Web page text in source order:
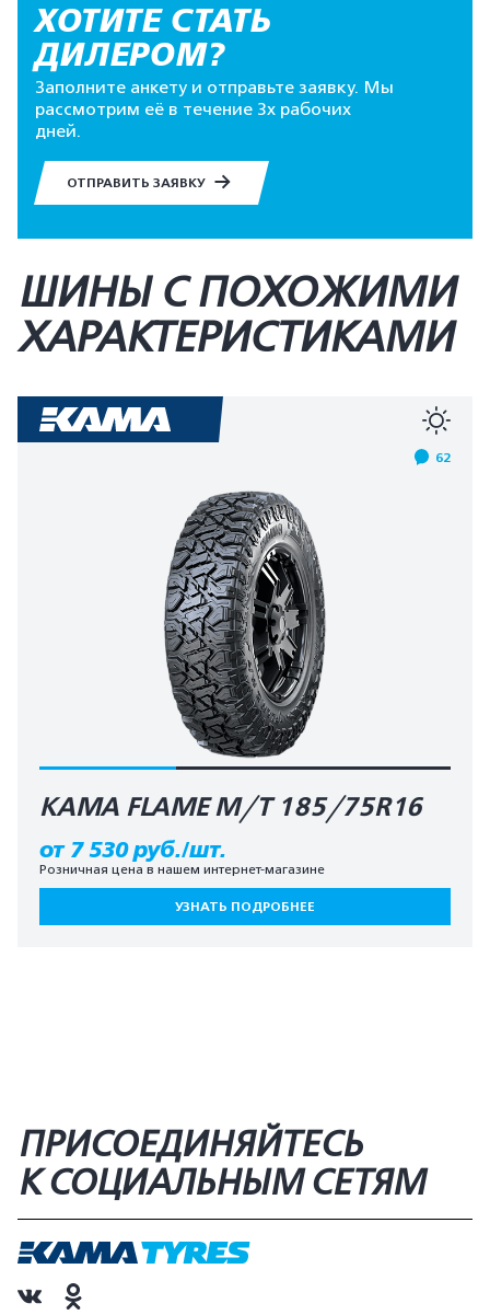
ХОТИТЕ СТАТЬ
ДИЛЕРОМ?
Заполните анкету и отправьте заявку. Мы
рассмотрим её в течение 3х рабочих
дней.
ОТПРАВИТЬ ЗАЯВКУ
ШИНЫ С ПОХОЖИМИ
ХАРАКТЕРИСТИКАМИ
62
КАМА FLAME M/T 185/75R16
от 7 530 руб./шт.
Розничная цена в нашем интернет-магазине
УЗНАТЬ ПОДРОБНЕЕ
ПРИСОЕДИНЯЙТЕСЬ
К СОЦИАЛЬНЫМ СЕТЯМ